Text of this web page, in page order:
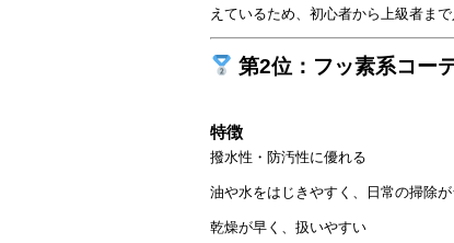
えているため、初心者から上級者まで
第2位：フッ素系コー
特徴
撥水性・防汚性に優れる
油や水をはじきやすく、日常の掃除が
乾燥が早く、扱いやすい